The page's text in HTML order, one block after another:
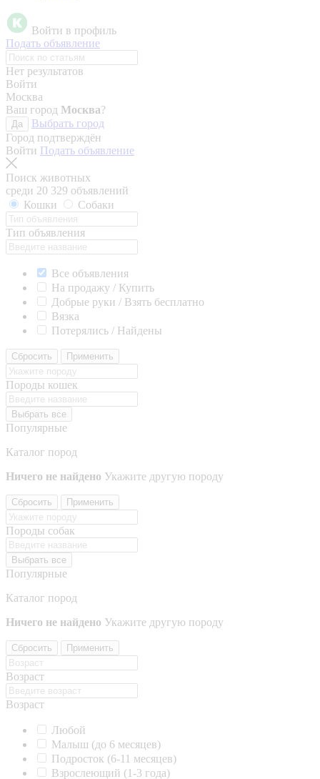
Войти в профиль
Подать объявление
Нет результатов
Войти
Москва
Ваш город Москва?
Да
Выбрать город
Город подтверждён
Войти Подать объявление
Поиск животных
среди 20 329 объявлений
Кошки
Собаки
Тип объявления
Все объявления
На продажу / Купить
Добрые руки / Взять бесплатно
Вязка
Потерялись / Найдены
Сбросить Применить
Породы кошек
Выбрать все
Популярные
Каталог пород
Ничего не найдено Укажите другую породу
Сбросить Применить
Породы собак
Выбрать все
Популярные
Каталог пород
Ничего не найдено Укажите другую породу
Сбросить Применить
Возраст
Возраст
Любой
Малыш (до 6 месяцев)
Подросток (6-11 месяцев)
Взрослеющий (1-3 года)